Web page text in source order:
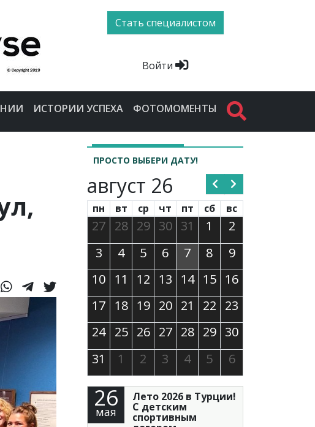
Стать специалистом
Войти
ИСТОРИИ УСПЕХА ФОТОМОМЕНТЫ
ПРОСТО ВЫБЕРИ ДАТУ!
август 26
пн вт ср чт пт сб вс
27 28 29 30 31 1
2
3
4 5 6 7 8
9
10 11 12 13 14 15 16
17 18 19 20 21 22 23
24 25 26 27 28 29 30
31
1 2 3 4 5 6
26
мая
Лето 2026 в Турции!
С детским
спортивным